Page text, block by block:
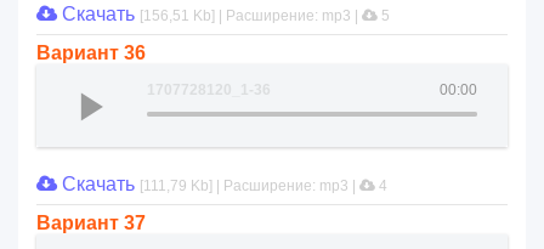
Скачать [156,51 Kb] | Расширение: mp3 | 5
Вариант 36
00:00
1707728120_1-36
Скачать [111,79 Kb] | Расширение: mp3 | 4
Вариант 37